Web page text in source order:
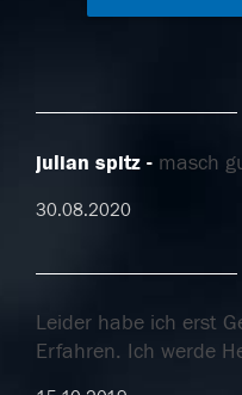
julian spitz masch
30.08.2020
Leider habe ich erst
Erfahren. Ich werde